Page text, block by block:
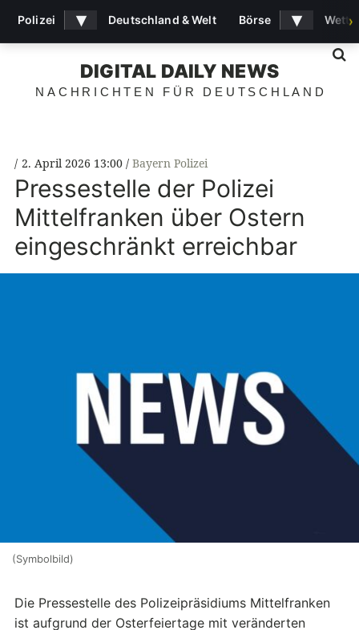
DIGITAL DAILY NEWS
NACHRICHTEN FÜR DEUTSCHLAND
2. April 2026 13:00 Bayern Polizei
Pressestelle der Polizei
Mittelfranken über Ostern
eingeschränkt erreichbar
(Symbolbild)
Die Pressestelle des Polizeipräsidiums Mittelfranken
ist aufgrund der Osterfeiertage mit veränderten
Polizei ▾ Deutschland & Welt Börse ▾ ›